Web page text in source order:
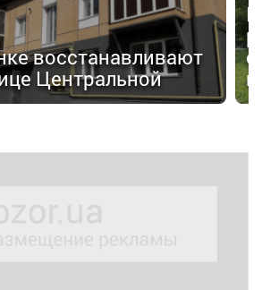
восстанавливают
Центральной